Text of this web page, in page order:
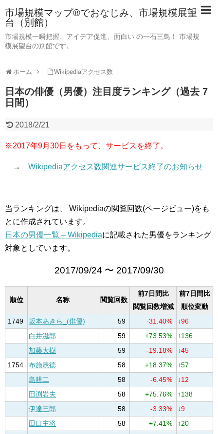
市場規模マップ®でおなじみ、市場規模展望
台（別館）
市場規模一瞬把握、アイデア促進、面白い の一石三鳥！ 市場規
模展望台の別館です。
ホーム Wikipediaアクセス数
日本の俳優（男優）注目度ランキング（過去 7
日間）
2018/2/21
※2017年9月30日をもって、サービスを終了。
→ Wikipediaアクセス数関連サービス終了のお知らせ
当ランキングは、 Wikipediaの閲覧回数(ページビュー)をも
とに作成されています。
日本の男優一覧 – Wikipediaに記載された男優をランキング
対象としています。
2017/09/24 〜 2017/09/30
順位 名称 閲覧回数
前7日間比
閲覧回数増減
前7日間比
順位変動
1749
坂本あきら_(俳優) 59 -31.40%
↓96
白井滋郎
59 +73.53%
↑136
加藤大樹
59 -19.18%
↓45
1754
布施辰徳 58 +18.37%
↑57
島耕二
58 -6.45%
↓12
田渕岩夫
58 +75.76%
↑138
伊達三郎
58 -3.33%
↓9
田口主将
58 +7.41%
↑20